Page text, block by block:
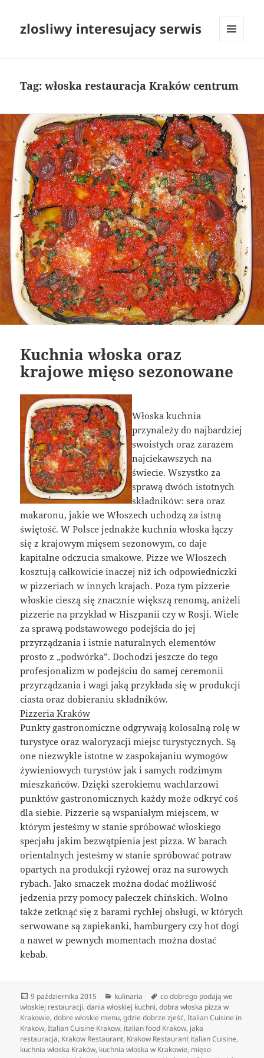
zlosliwy interesujacy serwis
Tag:włoska restauracja Kraków centrum
Kuchnia włoska oraz
krajowe mięso sezonowane
Włoska kuchnia
przynależy do najbardziej
swoistych oraz zarazem
najciekawszych na
świecie. Wszystko za
sprawą dwóch istotnych
składników: sera oraz
makaronu, jakie we Włoszech uchodzą za istną
świętość. W Polsce jednakże kuchnia włoska łączy
się z krajowym mięsem sezonowym, co daje
kapitalne odczucia smakowe. Pizze we Włoszech
kosztują całkowicie inaczej niż ich odpowiedniczki
w pizzeriach w innych krajach. Poza tym pizzerie
włoskie cieszą się znacznie większą renomą, aniżeli
pizzerie na przykład w Hiszpanii czy w Rosji. Wiele
za sprawą podstawowego podejścia do jej
przyrządzania i istnie naturalnych elementów
prosto z „podwórka”. Dochodzi jeszcze do tego
profesjonalizm w podejściu do samej ceremonii
przyrządzania i wagi jaką przykłada się w produkcji
ciasta oraz dobieraniu składników.
Pizzeria Kraków
Punkty gastronomiczne odgrywają kolosalną rolę w
turystyce oraz waloryzacji miejsc turystycznych. Są
one niezwykle istotne w zaspokajaniu wymogów
żywieniowych turystów jak i samych rodzimym
mieszkańców. Dzięki szerokiemu wachlarzowi
punktów gastronomicznych każdy może odkryć coś
dla siebie. Pizzerie są wspaniałym miejscem, w
którym jesteśmy w stanie spróbować włoskiego
specjału jakim bezwątpienia jest pizza. W barach
orientalnych jesteśmy w stanie spróbować potraw
opartych na produkcji ryżowej oraz na surowych
rybach. Jako smaczek można dodać możliwość
jedzenia przy pomocy pałeczek chińskich. Wolno
także zetknąć się z barami rychłej obsługi, w których
serwowane są zapiekanki, hamburgery czy hot dogi
a nawet w pewnych momentach można dostać
kebab.
Data
publikacji
9 października 2015 Kategorie
kulinaria Tagi
co dobrego podają we
włoskiej restauracji,dania włoskiej kuchni,dobra włoska pizza w
Krakowie,dobre włoskie menu,gdzie dobrze zjeść,Italian Cuisine in
Krakow,Italian Cuisine Krakow, italian food Krakow, jaka
restauracja, Krakow Restaurant, Krakow Restaurant italian Cuisine,
kuchnia włoska Kraków, kuchnia włoska w Krakowie, mięso